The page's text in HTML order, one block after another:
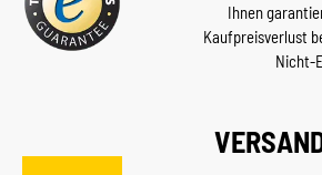
Ihnen
Kaufpreisverlust
Nicht-